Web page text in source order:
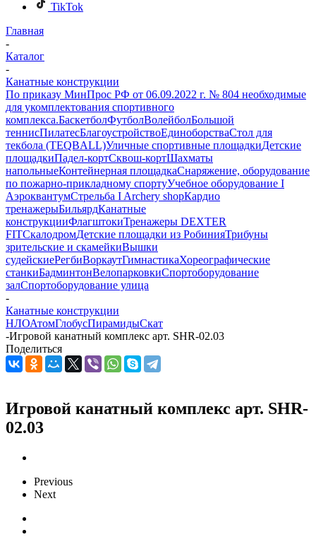
TikTok
Главная
-
Каталог
-
Канатные конструкции
По приказу МинПрос РФ от 06.09.2022 г. № 804 необходимые
для укомплектования спортивного
комплекса.БаскетболФутболВолейболБольшой
теннисПилатесБлагоустройствоЕдиноборстваСтол для
текбола (TEQBALL)Уличные спортивные площадкиДетские
площадкиПадел-кортСквош-кортШахматы
напольныеКонтейнерная площадкаСнаряжение, оборудование
по пожарно-прикладному спортуУчебное оборудование I
АэроквантумСтрельба I Archery shopКардио
тренажерыБильярдКанатные
конструкцииФлагштокиТренажеры DEXTER
FITСкалодромДетские площадки из РобинияТрибуны
зрительские и скамейкиВышки
судейскиеРегбиВоркаутГимнастикаХореографические
станкиБадминтонВелопарковкиСпортоборудование
залСпортоборудование улица
-
Канатные конструкции
НЛОАтомГлобусПирамидыСкат
-Игровой канатный комплекс арт. SHR-02.03
Поделиться
Игровой канатный комплекс арт. SHR-
02.03
Previous
Next